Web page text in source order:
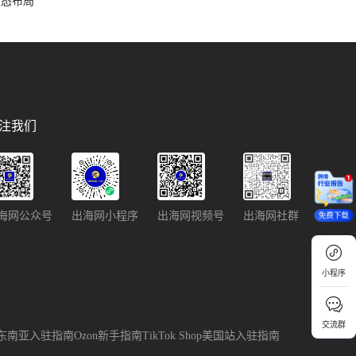
免费下载
小程序
交流群
我们
网公众号 出海网小程序 出海网视频号 出海网社群
南亚入驻指南Ozon新手指南TikTok Shop美国站入驻指南